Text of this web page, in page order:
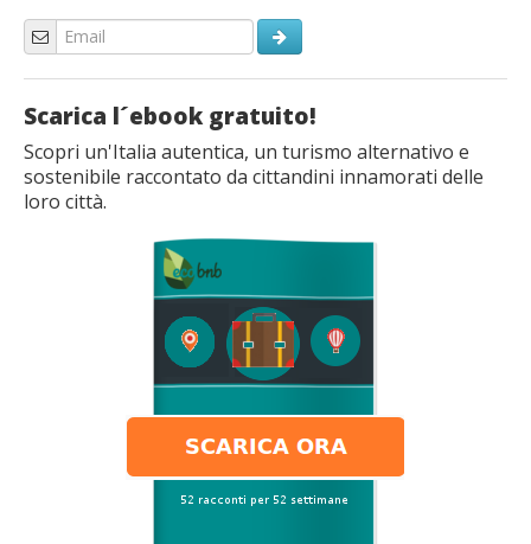
Scarica l´ebook gratuito!
Scopri un'Italia autentica, un turismo alternativo e
sostenibile raccontato da cittandini innamorati delle
loro città.